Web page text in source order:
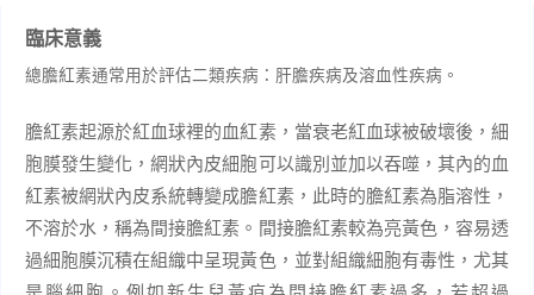
臨床意義
總膽紅素通常用於評估二類疾病：肝膽疾病及溶血性疾病。
膽紅素起源於紅血球裡的血紅素，當衰老紅血球被破壞後，細
胞膜發生變化，網狀內皮細胞可以識別並加以吞噬，其內的血
紅素被網狀內皮系統轉變成膽紅素，此時的膽紅素為脂溶性，
不溶於水，稱為間接膽紅素。間接膽紅素較為亮黃色，容易透
過細胞膜沉積在組織中呈現黃色，並對組織細胞有毒性，尤其